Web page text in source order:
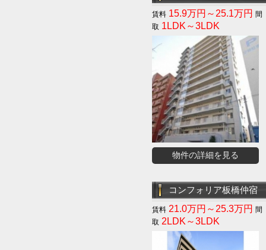
15.9万円～25.1万円
1LDK～3LDK
物件の詳細を見る
コンフォリア板橋仲宿
21.0万円～25.3万円
2LDK～3LDK